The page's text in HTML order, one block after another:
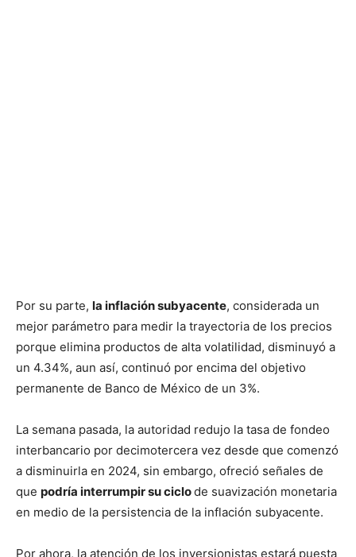
Por su parte, la inflación subyacente, considerada un
mejor parámetro para medir la trayectoria de los precios
porque elimina productos de alta volatilidad, disminuyó a
un 4.34%, aun así, continuó por encima del objetivo
permanente de Banco de México de un 3%.
La semana pasada, la autoridad redujo la tasa de fondeo
interbancario por decimotercera vez desde que comenzó
a disminuirla en 2024, sin embargo, ofreció señales de
que podría interrumpir su ciclode suavización monetaria
en medio de la persistencia de la inflación subyacente.
Por ahora, la atención de los inversionistas estará puesta